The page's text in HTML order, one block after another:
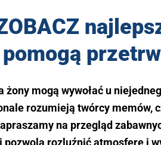
mogą wywołać u
rozumieją twórcy memów,
na przegląd
rozluźnić atmosferę i